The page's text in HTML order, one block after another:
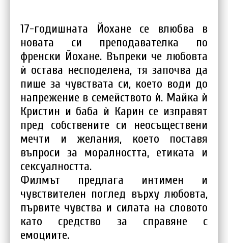
17-годишната Йоханe се влюбва в
новата си преподавателка по
френски Йохане. Въпреки че любовта
ѝ остава несподелена, тя започва да
пише за чувствата си, което води до
напрежение в семейството ѝ. Майка ѝ
Кристин и баба ѝ Карин се изправят
пред собствените си неосъществени
мечти и желания, което поставя
въпроси за моралността, етиката и
сексуалността.
Филмът предлага интимен и
чувствителен поглед върху любовта,
първите чувства и силата на словото
като средство за справяне с
емоциите.